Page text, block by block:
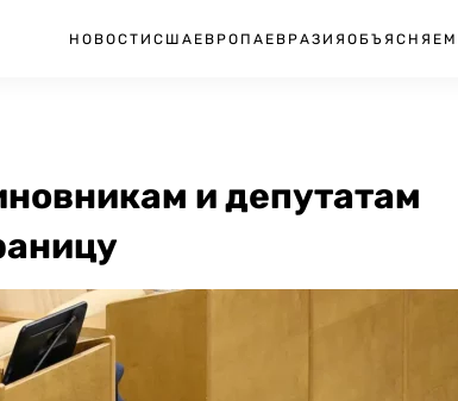
НОВОСТИ США ЕВРОПА ЕВРАЗИЯ ОБЪЯСНЯЕМ
и депутатам